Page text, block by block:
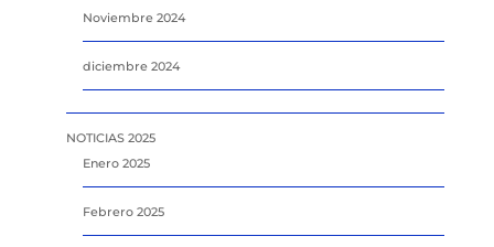
Noviembre 2024
diciembre 2024
NOTICIAS 2025
Enero 2025
Febrero 2025